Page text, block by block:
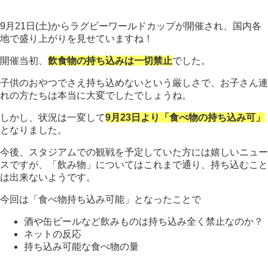
9月21日(土)からラグビーワールドカップが開催され、国内各
地で盛り上がりを見せていますね！
開催当初、 飲食物の持ち込みは一切禁止でした。
子供のおやつでさえ持ち込めないという厳しさで、お子さん連
れの方たちは本当に大変でしたでしょうね。
しかし、状況は一変して9月23日より「食べ物の持ち込み可」
となりました。
今後、スタジアムでの観戦を予定していた方には嬉しいニュー
スですが、「飲み物」についてはこれまで通り、持ち込むこと
は出来ないようです。
今回は「食べ物持ち込み可能」となったことで
酒や缶ビールなど飲みものは持ち込み全く禁止なのか？
ネットの反応
持ち込み可能な食べ物の量